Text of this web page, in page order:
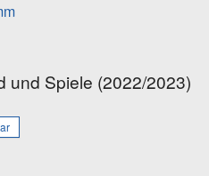
und Spiele (2022/2023)